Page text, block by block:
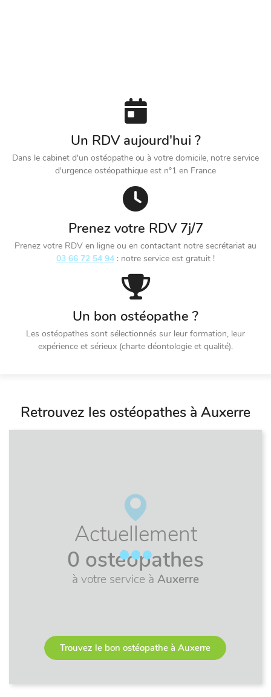
Un RDV aujourd'hui ?
Dans le cabinet d'un ostéopathe ou à votre domicile, notre service
d'urgence ostéopathique est n°1 en France
Prenez votre RDV 7j/7
Prenez votre RDV en ligne ou en contactant notre secrétariat au
03 66 72 54 94 : notre service est gratuit !
Un bon ostéopathe ?
Les ostéopathes sont sélectionnés sur leur formation, leur
expérience et sérieux (charte déontologie et qualité).
Retrouvez les ostéopathes à Auxerre
Actuellement
0 ostéopathes
à votre service à Auxerre
Trouvez le bon ostéopathe à Auxerre